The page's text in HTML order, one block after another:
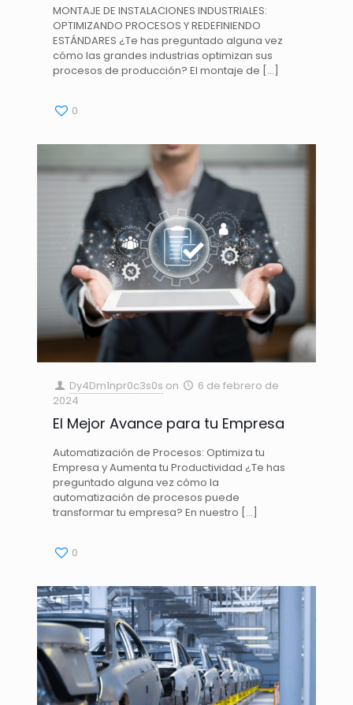
MONTAJE DE INSTALACIONES INDUSTRIALES:
OPTIMIZANDO PROCESOS Y REDEFINIENDO
ESTÁNDARES ¿Te has preguntado alguna vez
cómo las grandes industrias optimizan sus
procesos de producción? El montaje de […]
0
Dy4Dm1npr0c3s0s on
6 de febrero de
2024
El Mejor Avance para tu Empresa
Automatización de Procesos: Optimiza tu
Empresa y Aumenta tu Productividad ¿Te has
preguntado alguna vez cómo la
automatización de procesos puede
transformar tu empresa? En nuestro […]
0